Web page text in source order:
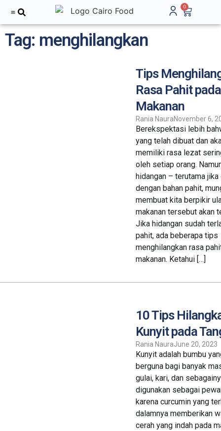
0
Tag: menghilangkan
Tips
Rasa Pahit pada
Makanan
Rania NauraNovember 6,
Berekspektasi lebih
yang telah dibuat dan
memiliki rasa lezat
oleh setiap orang.
hidangan – terutama
dengan bahan pahit,
membuat kita berpikir
makanan tersebut akan
Jika hidangan sudah
pahit, ada beberapa tips
menghilangkan rasa
makanan. Ketahui […]
10 Tips
Kunyit pada
Rania NauraJune 20, 2023
Kunyit adalah bumbu
berguna bagi banyak
gulai, kari, dan
digunakan sebagai
karena curcumin yang
dalamnya memberikan
cerah yang indah pada